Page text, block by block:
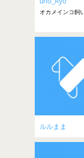
オカメインコ飼
ルルまま